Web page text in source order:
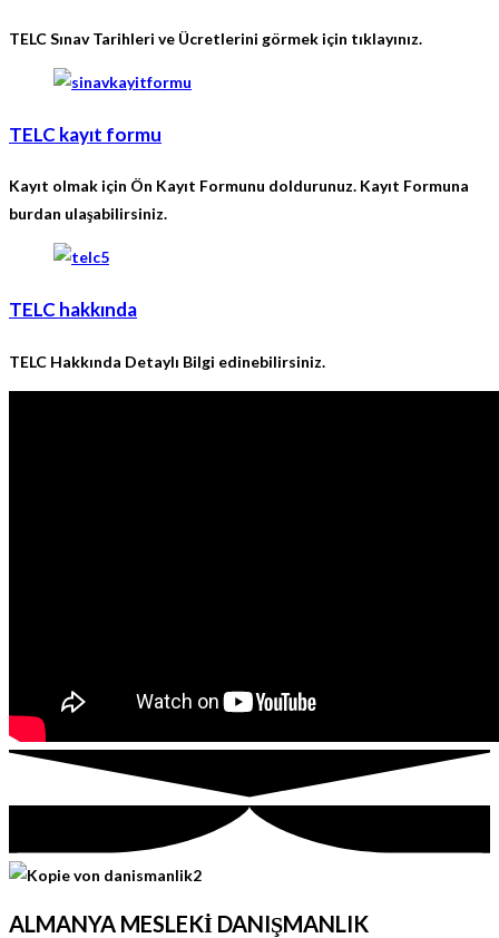
TELC Sınav Tarihleri ve Ücretlerini görmek için tıklayınız.
TELC kayıt formu
Kayıt olmak için Ön Kayıt Formunu doldurunuz. Kayıt Formuna
burdan ulaşabilirsiniz.
TELC hakkında
TELC Hakkında Detaylı Bilgi edinebilirsiniz.
ALMANYA MESLEKİ DANIŞMANLIK